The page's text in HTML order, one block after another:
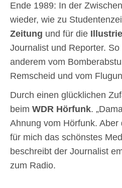
Ende 1989: In der
wieder, wie zu
Zeitung und für die
Journalist und Reporter.
anderem vom
Remscheid und vom
Durch einen glücklichen
beim WDR Hörfunk.
Ahnung vom Hörfunk.
für mich das schönstes
beschreibt der Journalist
zum Radio.